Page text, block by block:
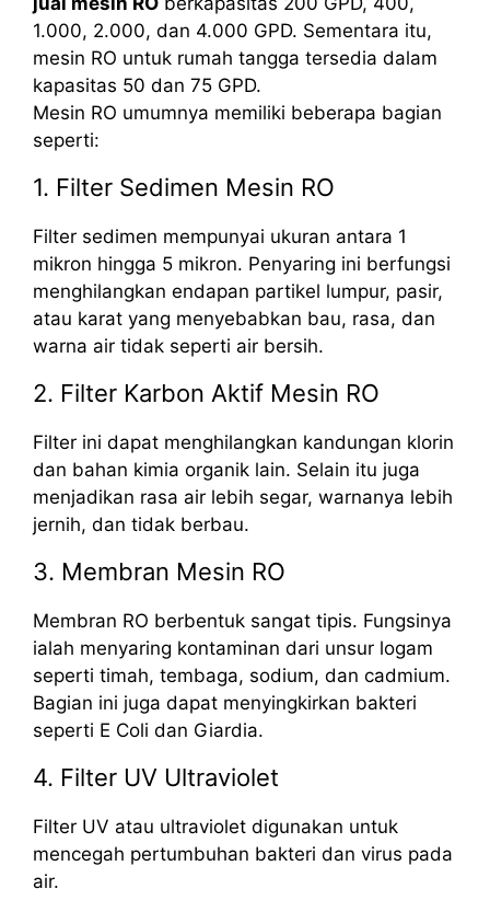
1.000, 2.000, dan 4.000 GPD. Sementara itu,
mesin RO untuk rumah tangga tersedia dalam
kapasitas 50 dan 75 GPD.
Mesin RO umumnya memiliki beberapa bagian
seperti:
1. Filter Sedimen Mesin RO
Filter sedimen mempunyai ukuran antara 1
mikron hingga 5 mikron. Penyaring ini berfungsi
menghilangkan endapan partikel lumpur, pasir,
atau karat yang menyebabkan bau, rasa, dan
warna air tidak seperti air bersih.
2. Filter Karbon Aktif Mesin RO
Filter ini dapat menghilangkan kandungan klorin
dan bahan kimia organik lain. Selain itu juga
menjadikan rasa air lebih segar, warnanya lebih
jernih, dan tidak berbau.
3. Membran Mesin RO
Membran RO berbentuk sangat tipis. Fungsinya
ialah menyaring kontaminan dari unsur logam
seperti timah, tembaga, sodium, dan cadmium.
Bagian ini juga dapat menyingkirkan bakteri
seperti E Coli dan Giardia.
4. Filter UV Ultraviolet
Filter UV atau ultraviolet digunakan untuk
mencegah pertumbuhan bakteri dan virus pada
air.